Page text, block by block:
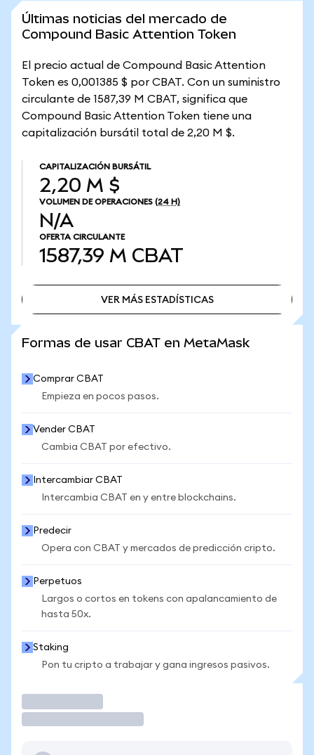
Últimas noticias del mercado de
Compound Basic Attention Token
El precio actual de Compound Basic Attention
Token es 0,001385 $ por CBAT. Con un suministro
circulante de 1587,39 M CBAT, significa que
Compound Basic Attention Token tiene una
capitalización bursátil total de 2,20 M $.
CAPITALIZACIÓN BURSÁTIL
2,20 M $
VOLUMEN DE OPERACIONES (24 H)
N/A
OFERTA CIRCULANTE
1587,39 M CBAT
VER MÁS ESTADÍSTICAS
Formas de usar CBAT en MetaMask
Comprar CBAT
Empieza en pocos pasos.
Vender CBAT
Cambia CBAT por efectivo.
Intercambiar CBAT
Intercambia CBAT en y entre blockchains.
Predecir
Opera con CBAT y mercados de predicción cripto.
Perpetuos
Largos o cortos en tokens con apalancamiento de
hasta 50x.
Staking
Pon tu cripto a trabajar y gana ingresos pasivos.